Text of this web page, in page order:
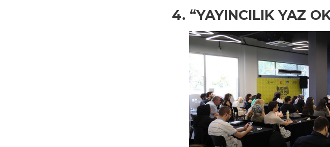
4. “YAYINCILIK YAZ